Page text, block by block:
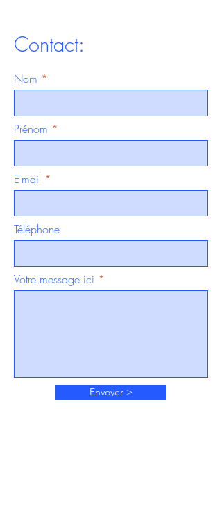
Contact:
Nom
Prénom
E-mail
Téléphone
Votre message ici
Envoyer >